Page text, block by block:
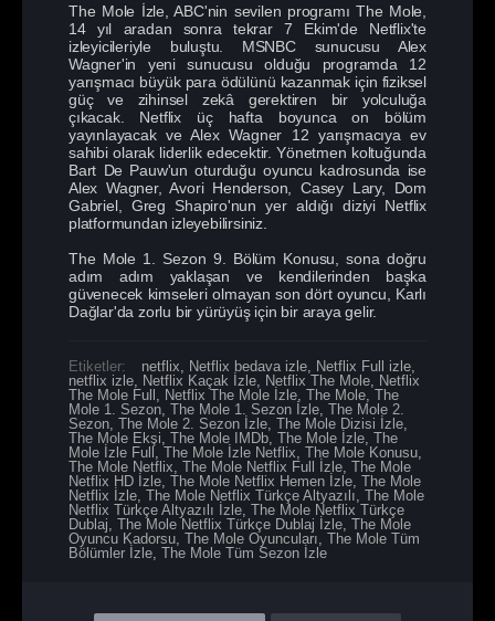
The Mole İzle, ABC'nin sevilen programı The Mole,
14 yıl aradan sonra tekrar 7 Ekim'de Netflix'te
izleyicileriyle buluştu. MSNBC sunucusu Alex
Wagner'in yeni sunucusu olduğu programda 12
yarışmacı büyük para ödülünü kazanmak için fiziksel
güç ve zihinsel zekâ gerektiren bir yolculuğa
çıkacak. Netflix üç hafta boyunca on bölüm
yayınlayacak ve Alex Wagner 12 yarışmacıya ev
sahibi olarak liderlik edecektir. Yönetmen koltuğunda
Bart De Pauw'un oturduğu oyuncu kadrosunda ise
Alex Wagner, Avori Henderson, Casey Lary, Dom
Gabriel, Greg Shapiro'nun yer aldığı diziyi Netflix
platformundan izleyebilirsiniz.
The Mole 1. Sezon 9. Bölüm Konusu, sona doğru
adım adım yaklaşan ve kendilerinden başka
güvenecek kimseleri olmayan son dört oyuncu, Karlı
Dağlar'da zorlu bir yürüyüş için bir araya gelir.
Etiketler: netflix Netflix bedava izle Netflix Full izle
netflix izle Netflix Kaçak İzle Netflix The Mole Netflix
The Mole Full
Netflix The Mole İzle The Mole The
Mole 1. Sezon The Mole 1. Sezon İzle The Mole 2.
Sezon The Mole 2. Sezon İzle The Mole Dizisi İzle
The Mole Ekşi The Mole IMDb The Mole İzle The
Mole İzle Full The Mole İzle Netflix The Mole Konusu
The Mole Netflix The Mole Netflix Full İzle The Mole
Netflix HD İzle The Mole Netflix Hemen İzle The Mole
Netflix İzle The Mole Netflix Türkçe Altyazılı The Mole
Netflix Türkçe Altyazılı İzle The Mole Netflix Türkçe
Dublaj The Mole Netflix Türkçe Dublaj İzle The Mole
Oyuncu Kadorsu The Mole Oyuncuları The Mole Tüm
Bölümler İzle The Mole Tüm Sezon İzle